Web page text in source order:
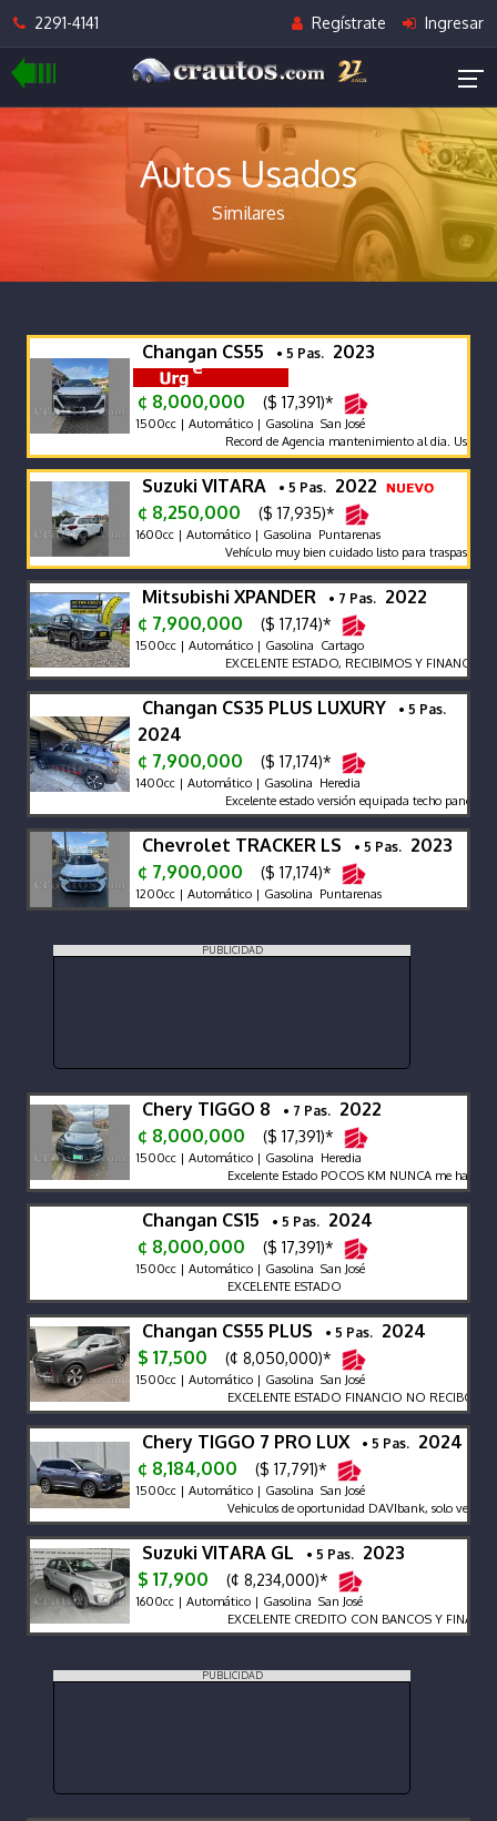
2291-4141 Regístrate Ingresar
Autos Usados
Similares
Changan CS55 • 5 Pas. 2023
¢ 8,000,000 ($ 17,391)*
1500cc | Automático | Gasolina San José
Record de Agencia mantenimiento al dia. Uso
Suzuki VITARA • 5 Pas. 2022
¢ 8,250,000
($ 17,935)*
1600cc | Automático | Gasolina Puntarenas
Vehículo muy bien cuidado listo para traspaso y
Mitsubishi XPANDER • 7 Pas. 2022
¢ 7,900,000
($ 17,174)*
1500cc | Automático | Gasolina Cartago
EXCELENTE ESTADO, RECIBIMOS Y FINANCIAMOS
Changan CS35 PLUS LUXURY • 5 Pas.
2024
¢ 7,900,000
($ 17,174)*
1400cc | Automático | Gasolina Heredia
Excelente estado versión equipada techo
Chevrolet TRACKER LS • 5 Pas. 2023
¢ 7,900,000
($ 17,174)*
1200cc | Automático | Gasolina Puntarenas
PUBLICIDAD
Chery TIGGO 8 • 7 Pas. 2022
¢ 8,000,000
($ 17,391)*
1500cc | Automático | Gasolina Heredia
Excelente Estado POCOS KM NUNCA me ha
Changan CS15 • 5 Pas. 2024
¢ 8,000,000
($ 17,391)*
1500cc | Automático | Gasolina San José
EXCELENTE ESTADO
Changan CS55 PLUS • 5 Pas. 2024
$ 17,500
(¢ 8,050,000)*
1500cc | Automático | Gasolina San José
EXCELENTE ESTADO FINANCIO NO RECIBO
Chery TIGGO 7 PRO LUX • 5 Pas. 2024
¢ 8,184,000
($ 17,791)*
1500cc | Automático | Gasolina San José
Vehiculos de oportunidad DAVIbank, solo venta de
Suzuki VITARA GL • 5 Pas. 2023
$ 17,900
(¢ 8,234,000)*
1600cc | Automático | Gasolina San José
EXCELENTE CREDITO CON BANCOS Y
PUBLICIDAD